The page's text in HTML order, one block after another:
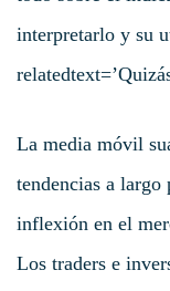
interpretarlo y su
La media móvil
tendencias a largo
inflexión en el
Los traders e